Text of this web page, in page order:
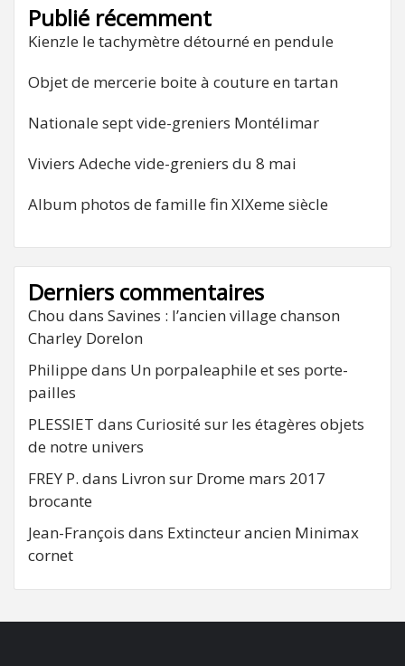
Publié récemment
Kienzle le tachymètre détourné en pendule
Objet de mercerie boite à couture en tartan
Nationale sept vide-greniers Montélimar
Viviers Adeche vide-greniers du 8 mai
Album photos de famille fin XIXeme siècle
Derniers commentaires
Chou dans Savines : l’ancien village chanson
Charley Dorelon
Philippe dans Un porpaleaphile et ses porte-
pailles
PLESSIET dans Curiosité sur les étagères objets
de notre univers
FREY P. dans Livron sur Drome mars 2017
brocante
Jean-François dans Extincteur ancien Minimax
cornet